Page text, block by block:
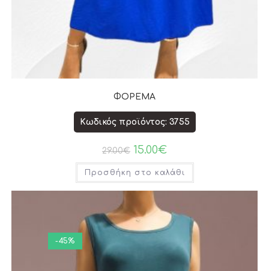
ΦΟΡΕΜΑ
Κωδικός προϊόντος: 3755
29.00€ 15.00€
Προσθήκη στο καλάθι
-45%